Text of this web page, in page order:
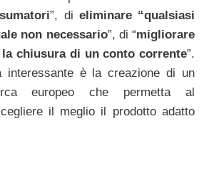
”, di eliminare “qualsiasi
non necessario”, di “migliorare
chiusura di un conto corrente”.
interessante è la creazione di un
europeo che permetta al
il meglio il prodotto adatto